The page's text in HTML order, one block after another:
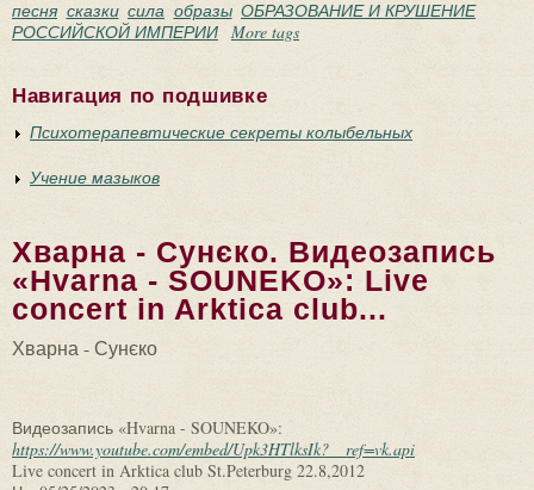
песня сказки сила образы ОБРАЗОВАНИЕ И КРУШЕНИЕ
РОССИЙСКОЙ ИМПЕРИИ
More tags
Навигация по подшивке
Психотерапевтические секреты колыбельных
Учение мазыков
Хварна - Сунєко. Видеозапись
«Hvarna - SOUNEKO»: Live
concert in Arktica club...
Хварна - Сунєко
Видеозапись «Hvarna - SOUNEKO»:
https://www.youtube.com/embed/Upk3HTlksIk?__ref=vk.api
Live concert in Arktica club St.Peterburg 22.8,2012